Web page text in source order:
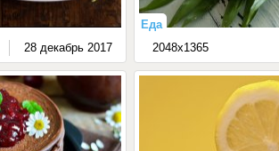
28 декабрь 2017
Еда
2048x1365